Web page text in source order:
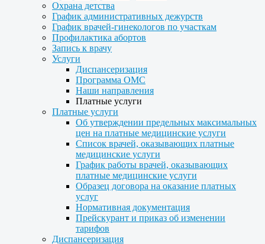
Охрана детства
График административных дежурств
График врачей-гинекологов по участкам
Профилактика абортов
Запись к врачу
Услуги
Диспансеризация
Программа ОМС
Наши направления
Платные услуги
Платные услуги
Об утверждении предельных максимальных
цен на платные медицинские услуги
Список врачей, оказывающих платные
медицинские услуги
График работы врачей, оказывающих
платные медицинские услуги
Образец договора на оказание платных
услуг
Нормативная документация
Прейскурант и приказ об изменении
тарифов
Диспансеризация